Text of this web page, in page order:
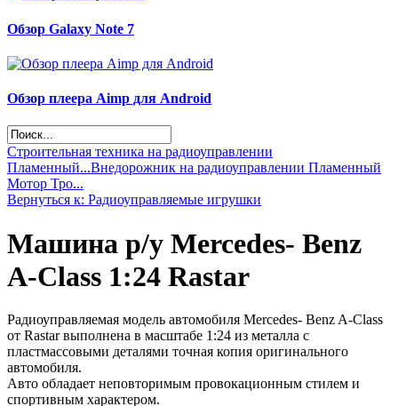
Обзор Galaxy Note 7
Обзор плеера Aimp для Android
Строительная техника на радиоуправлении
Пламенный...Внедорожник на радиоуправлении Пламенный
Мотор Тро...
Вернуться к: Радиоуправляемые игрушки
Машина р/у Mercedes- Benz
A-Class 1:24 Rastar
Радиоуправляемая модель автомобиля Mercedes- Benz A-Class
от Rastar выполнена в масштабе 1:24 из металла с
пластмассовыми деталями точная копия оригинального
автомобиля.
Авто обладает неповторимым провокационным стилем и
спортивным характером.